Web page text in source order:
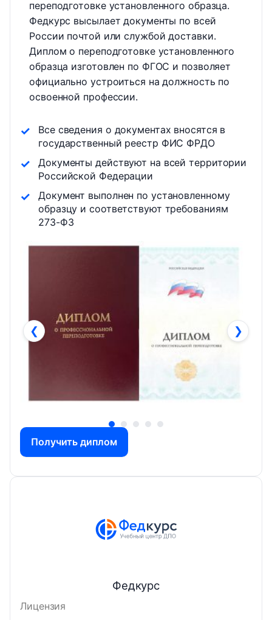
переподготовке установленного образца.
Федкурс высылает документы по всей
России почтой или службой доставки.
Диплом о переподготовке установленного
образца изготовлен по ФГОС и позволяет
официально устроиться на должность по
освоенной профессии.
Все сведения о документах вносятся в
государственный реестр ФИС ФРДО
Документы действуют на всей территории
Российской Федерации
Документ выполнен по установленному
образцу и соответствуют требованиям
273-ФЗ
❮ ❯
Получить диплом
Федкурс
Лицензия